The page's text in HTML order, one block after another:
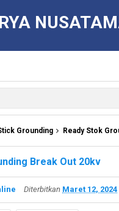
Grounding Ready Stok
Break Out 20kv
Diterbitkan Maret 12, 2024